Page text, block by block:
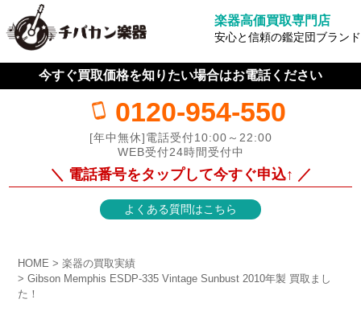
楽器高価買取専門店
安心と信頼の鑑定団ブランド
今すぐ買取価格を知りたい場合はお電話ください
0120-954-550
[年中無休]電話受付10:00～22:00
WEB受付24時間受付中
＼ 電話番号をタップして今すぐ申込↑ ／
よくある質問はこちら
HOME
楽器の買取実績
Gibson Memphis ESDP-335 Vintage Sunbust 2010年製 買取まし
た！